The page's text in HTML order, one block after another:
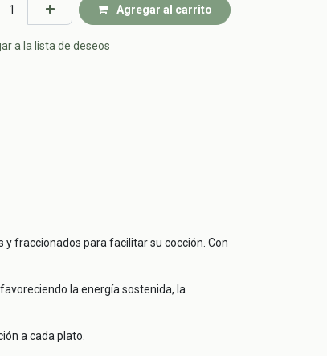
Agregar al carrito
a la lista de deseos
fraccionados para facilitar su cocción. Con
la energía sostenida, la
a cada plato.